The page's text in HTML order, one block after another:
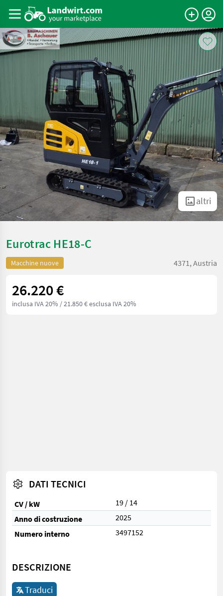
altri
Eurotrac HE18-C
Macchine nuove 4371, Austria
26.220 €
inclusa IVA 20% / 21.850 € esclusa IVA 20%
DATI TECNICI
CV / kW
19 / 14
Anno di costruzione
2025
Numero interno
3497152
DESCRIZIONE
Traduci